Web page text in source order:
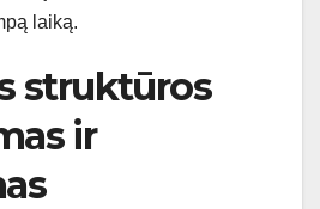
laiką.
struktūros
ir